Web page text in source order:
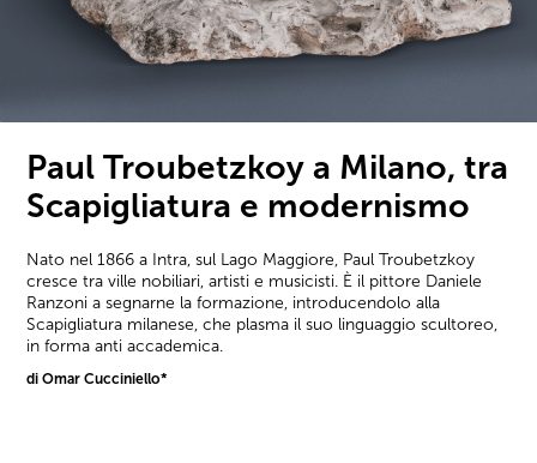
Paul Troubetzkoy a Milano, tra
Scapigliatura e modernismo
Nato nel 1866 a Intra, sul Lago Maggiore, Paul Troubetzkoy
cresce tra ville nobiliari, artisti e musicisti. È il pittore Daniele
Ranzoni a segnarne la formazione, introducendolo alla
Scapigliatura milanese, che plasma il suo linguaggio scultoreo,
in forma anti accademica.
di Omar Cucciniello*